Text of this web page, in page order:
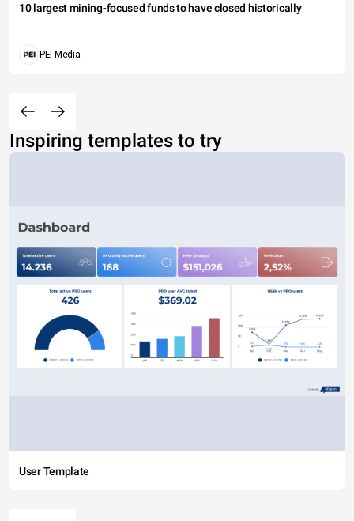
10 largest mining-focused funds to have closed historically
PEI Media
Inspiring templates to try
User Template